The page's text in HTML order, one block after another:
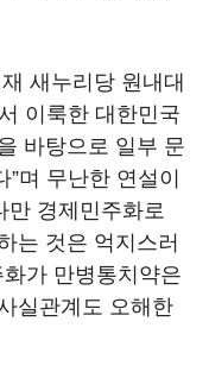
새누리당 원내대
이룩한 대한민국
바탕으로 일부 문
며 무난한 연설이
만 경제민주화로
는 것은 억지스러
가 만병통치약은
실관계도 오해한